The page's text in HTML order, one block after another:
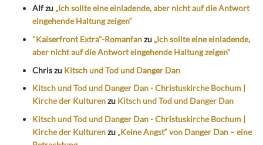
Alfzu „Ich sollte eine einladende, aber nicht auf die Antwort
eingehende Haltung zeigen“
"Kaiserfront Extra"-Romanfanzu „Ich sollte eine einladende,
aber nicht auf die Antwort eingehende Haltung zeigen“
Chriszu Kitsch und Tod und Danger Dan
Kitsch und Tod und Danger Dan - Christuskirche Bochum |
Kirche der Kulturenzu Kitsch und Tod und Danger Dan
Kitsch und Tod und Danger Dan - Christuskirche Bochum |
Kirche der Kulturenzu „Keine Angst“ von Danger Dan – eine